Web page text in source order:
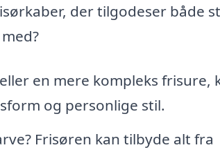
der tilgodeser både
en mere kompleks frisure,
og personlige stil.
Frisøren kan tilbyde alt fra